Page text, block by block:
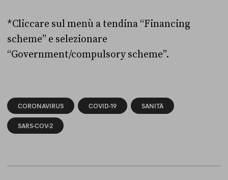
*Cliccare sul menù a tendina “Financing
scheme” e selezionare
“Government/compulsory scheme”.
CORONAVIRUS COVID-19 SANITÀ
SARS-COV-2